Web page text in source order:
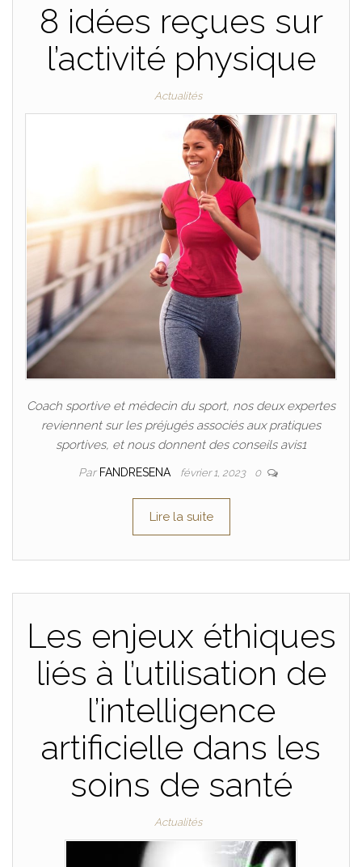
8 idées reçues sur
l’activité physique
Actualités
Coach sportive et médecin du sport, nos deux expertes
reviennent sur les préjugés associés aux pratiques
sportives, et nous donnent des conseils avis1
Par FANDRESENA février 1, 2023 0
Lire la suite
Les enjeux éthiques
liés à l’utilisation de
l’intelligence
artificielle dans les
soins de santé
Actualités